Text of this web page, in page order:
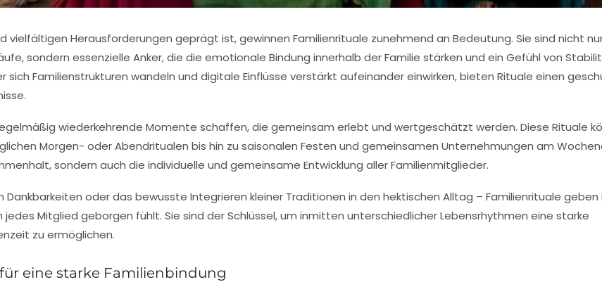
vielfältigen Herausforderungen geprägt ist, gewinnen Familienrituale zunehmend an Bedeutung. Sie sind nicht
sondern essenzielle Anker, die die emotionale Bindung innerhalb der Familie stärken und ein Gefühl von
Familienstrukturen wandeln und digitale Einflüsse verstärkt aufeinander einwirken, bieten Rituale einen
wiederkehrende Momente schaffen, die gemeinsam erlebt und wertgeschätzt werden. Diese Rituale
Morgen- oder Abendritualen bis hin zu saisonalen Festen und gemeinsamen Unternehmungen am
sondern auch die individuelle und gemeinsame Entwicklung aller Familienmitglieder.
Dankbarkeiten oder das bewusste Integrieren kleiner Traditionen in den hektischen Alltag – Familienrituale geben
jedes Mitglied geborgen fühlt. Sie sind der Schlüssel, um inmitten unterschiedlicher Lebensrhythmen eine starke
zu ermöglichen.
eine starke Familienbindung